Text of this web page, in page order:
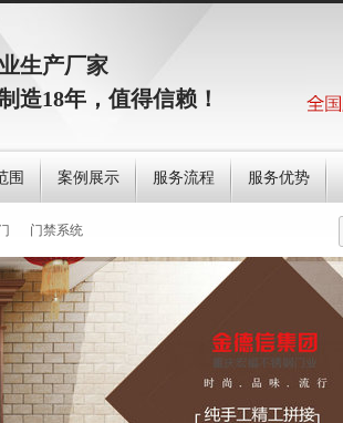
生产厂家
造18年，值得信赖！
围 案例展示 服务流程 服务优势
门禁系统